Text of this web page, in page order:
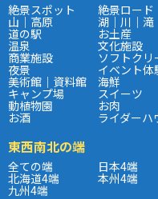
絶景スポット 絶景ロード
山｜高原 湖｜川｜滝
道の駅 お土産
温泉 文化施設
商業施設 ソフトクリ
夜景 イベント体
美術館｜資料館 海鮮
キャンプ場 スイーツ
動植物園 お肉
お酒 ライダーハ
東西南北の端
全ての端 日本4端
北海道4端 本州4端
九州4端